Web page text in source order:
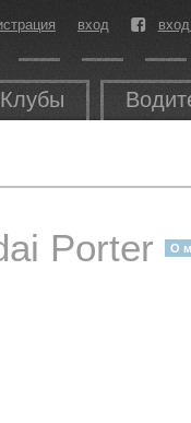
вход
Клубы
Porter О